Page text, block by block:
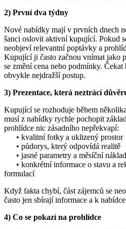
2) První dva týdny
Nové nabídky mají v prvních dnech
šanci oslovit aktivní kupující. Pokud
neobjeví relevantní poptávky a
Kupující ji často začnou vnímat jako
se změní cena nebo podmínky.
obvykle nejdražší postup.
3) Prezentace, která neztrácí
Kupující se rozhoduje během
musí z nabídky rychle pochopit
prohlídce nic zásadního nepřekvapí:
• kvalitní fotky a uklizený prostor
• půdorys, který odpovídá realitě
• jasné parametry a měsíční
• konkrétní informace o stavu a
formulací
Když fakta chybí, část zájemců se
často jen sbírají informace a k
4) Co se pokazí na prohlídce